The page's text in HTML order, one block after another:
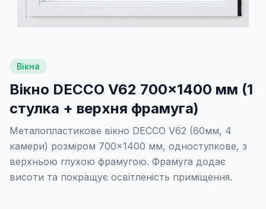
Вікна
Вікно DECCO V62 700×1400 мм (1
стулка + верхня фрамуга)
Металопластикове вікно DECCO V62 (60мм, 4
камери) розміром 700×1400 мм, одностулкове, з
верхньою глухою фрамугою. Фрамуга додає
висоти та покращує освітленість приміщення.